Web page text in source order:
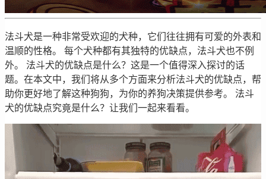
法斗犬是一种非常受欢迎的犬种，它们往往拥有可爱的外表和
温顺的性格。 每个犬种都有其独特的优缺点，法斗犬也不例
外。 法斗犬的优缺点是什么？这是一个值得深入探讨的话
题。在本文中，我们将从多个方面来分析法斗犬的优缺点，帮
助你更好地了解这种狗狗，为你的养狗决策提供参考。 法斗
犬的优缺点究竟是什么？让我们一起来看看。